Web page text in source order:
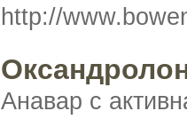
http://
Анавар с